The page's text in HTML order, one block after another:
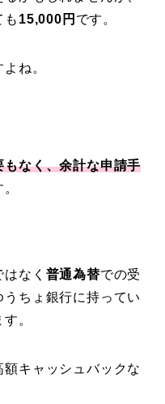
も 15,000円 です。
ね。
なく、余計な申請手
なく 普通為替での受
ちょ銀行に持ってい
。
キャッシュバックな